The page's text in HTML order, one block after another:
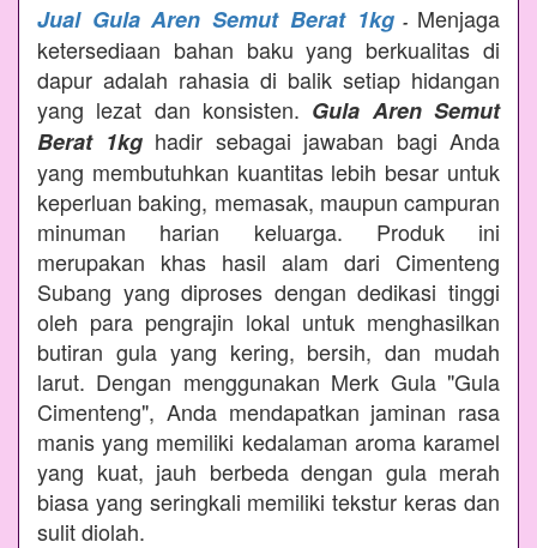
Jual Gula Aren Semut Berat 1kg- Menjaga
ketersediaan bahan baku yang berkualitas di
dapur adalah rahasia di balik setiap hidangan
yang lezat dan konsisten. Gula Aren Semut
Berat 1kghadir sebagai jawaban bagi Anda
yang membutuhkan kuantitas lebih besar untuk
keperluan baking, memasak, maupun campuran
minuman harian keluarga. Produk ini
merupakan khas hasil alam dari Cimenteng
Subang yang diproses dengan dedikasi tinggi
oleh para pengrajin lokal untuk menghasilkan
butiran gula yang kering, bersih, dan mudah
larut. Dengan menggunakan Merk Gula "Gula
Cimenteng", Anda mendapatkan jaminan rasa
manis yang memiliki kedalaman aroma karamel
yang kuat, jauh berbeda dengan gula merah
biasa yang seringkali memiliki tekstur keras dan
sulit diolah.